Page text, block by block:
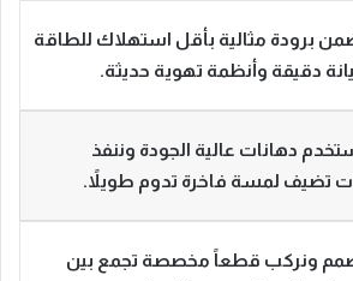
برودة مثالية بأقل استهلاك للطاقة
دقيقة وأنظمة تهوية حديثة.
دهانات عالية الجودة وننفذ
تضيف لمسة فاخرة تدوم طويلاً.
نصمم ونركب قطعاً مخصصة تجمع بين